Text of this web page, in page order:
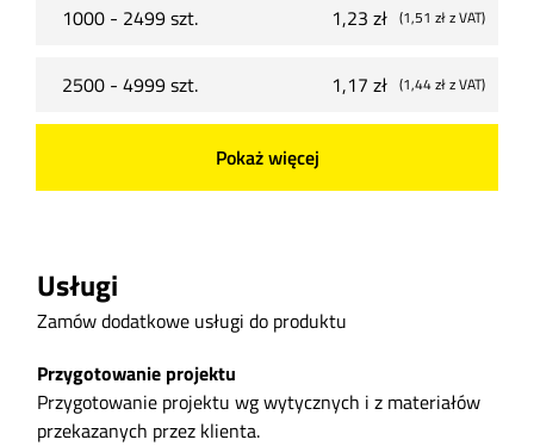
1000 - 2499 szt. 1,23 zł (1,51 złz VAT)
2500 - 4999 szt. 1,17 zł (1,44 złz VAT)
Pokaż więcej
Usługi
Zamów dodatkowe usługi do produktu
Przygotowanie projektu
Przygotowanie projektu wg wytycznych i z materiałów
przekazanych przez klienta.